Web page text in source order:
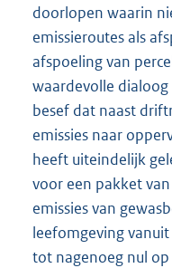
doorlopen waarin
emissieroutes als
afspoeling van
waardevolle
besef dat naast
emissies naar
heeft uiteindelijk
voor een pakket
emissies van
leefomgeving
tot nagenoeg nul